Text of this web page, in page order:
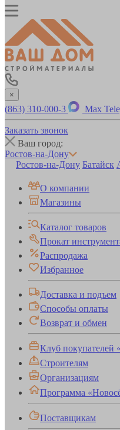
×
(863) 310-000-3 Max
Заказать звонок
Ваш город:
Ростов-на-Дону
Ростов-на-Дону Батайск
О компании
Магазины
Каталог товаров
Прокат
Распродажа
Избранное
Доставка и подъем
Способы оплаты
Возврат и обмен
Клуб покупателей
Строителям
Организациям
Программа
Поставщикам